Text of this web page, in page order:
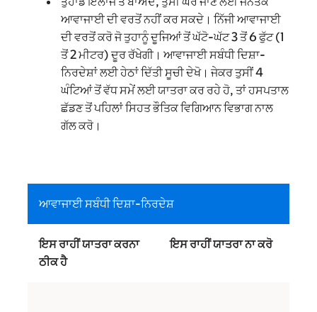
ਆਵਾਜਾਈ ਦੀ ਵਰਤੋਂ ਨਹੀਂ ਕਰ ਸਕਦੇ। ਨਿੱਜੀ ਆਵਾਜਾਈ
ਦੀ ਵਰਤੋਂ ਕਰੋ ਜੋ ਤੁਹਾਨੂੰ ਦੂਜਿਆਂ ਤੋਂ ਘੱਟੋ-ਘੱਟ 3 ਤੋਂ 6 ਫੁੱਟ (1
ਤੋਂ 2 ਮੀਟਰ) ਦੂਰ ਰੱਖੇਗੀ। ਆਵਾਜਾਈ ਸਬੰਧੀ ਦਿਸ਼ਾ-
ਨਿਰਦੇਸ਼ਾਂ ਲਈ ਹੇਠਾਂ ਦਿੱਤੀ ਸੂਚੀ ਦੇਖੋ। ਜੇਕਰ ਤੁਸੀਂ 4
ਘੰਟਿਆਂ ਤੋਂ ਵੱਧ ਸਮੇਂ ਲਈ ਯਾਤਰਾ ਕਰ ਰਹੇ ਹੋ, ਤਾਂ ਹਸਪਤਾਲ
ਛੱਡਣ ਤੋਂ ਪਹਿਲਾਂ ਸਿਹਤ ਭੌਤਿਕ ਵਿਗਿਆਨ ਵਿਭਾਗ ਨਾਲ
ਗੱਲ ਕਰੋ।
ਆਵਾਜਾਈ ਸਬੰਧੀ ਦਿਸ਼ਾ-ਨਿਰਦੇਸ਼
ਇਸ ਰਾਹੀਂ ਯਾਤਰਾ ਕਰਨਾ
ਠੀਕ ਹੈ
ਇਸ ਰਾਹੀਂ ਯਾਤਰਾ ਨਾ ਕਰੋ